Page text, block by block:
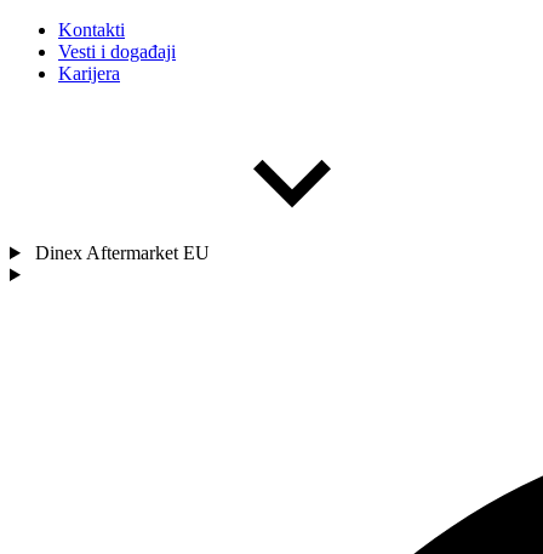
Kontakti
Vesti i događaji
Karijera
Dinex Aftermarket EU